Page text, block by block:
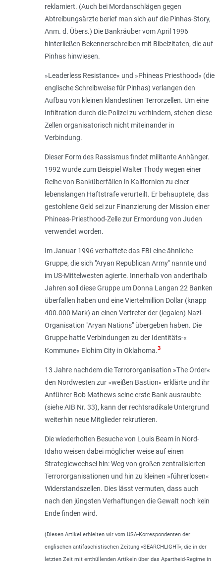
reklamiert. (Auch bei Mordanschlägen gegen
Abtreibungsärzte berief man sich auf die Pinhas-Story,
Anm. d. Übers.) Die Bankräuber vom April 1996
hinterließen Bekennerschreiben mit Bibelzitaten, die auf
Pinhas hinwiesen.
»Leaderless Resistance« und »Phineas Priesthood« (die
englische Schreibweise für Pinhas) verlangen den
Aufbau von kleinen klandestinen Terrorzellen. Um eine
Infiltration durch die Polizei zu verhindern, stehen diese
Zellen organisatorisch nicht miteinander in
Verbindung.
Dieser Form des Rassismus findet militante Anhänger.
1992 wurde zum Beispiel Walter Thody wegen einer
Reihe von Banküberfällen in Kalifornien zu einer
lebenslangen Haftstrafe verurteilt. Er behauptete, das
gestohlene Geld sei zur Finanzierung der Mission einer
Phineas-Priesthood-Zelle zur Ermordung von Juden
verwendet worden.
Im Januar 1996 verhaftete das FBI eine ähnliche
Gruppe, die sich "Aryan Republican Army" nannte und
im US-Mittelwesten agierte. Innerhalb von anderthalb
Jahren soll diese Gruppe um Donna Langan 22 Banken
überfallen haben und eine Viertelmillion Dollar (knapp
400.000 Mark) an einen Vertreter der (legalen) Nazi-
Organisation "Aryan Nations" übergeben haben. Die
Gruppe hatte Verbindungen zu der Identitäts-«
Kommune« Elohim City in Oklahoma.3
13 Jahre nachdem die Terrororganisation »The Order«
den Nordwesten zur »weißen Bastion« erklärte und ihr
Anführer Bob Mathews seine erste Bank ausraubte
(siehe AIB Nr. 33), kann der rechtsradikale Untergrund
weiterhin neue Mitglieder rekrutieren.
Die wiederholten Besuche von Louis Beam in Nord-
Idaho weisen dabei möglicher weise auf einen
Strategiewechsel hin: Weg von großen zentralisierten
Terrororganisationen und hin zu kleinen »führerlosen«
Widerstandszellen. Dies lässt vermuten, dass auch
nach den jüngsten Verhaftungen die Gewalt noch kein
Ende finden wird.
(Diesen Artikel erhielten wir vom USA-Korrespondenten der
englischen antifaschistischen Zeitung »SEARCHLIGHT«, die in der
letzten Zeit mit enthüllenden Artikeln über das Apartheid-Regime in